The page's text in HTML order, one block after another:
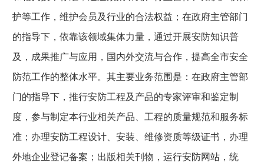
护等工作，维护会员及行业的合法权益；在政府主管部门
的指导下，依靠该领域集体力量，通过开展安防知识普
及，成果推广与应用，国内外交流与合作，提高全市安全
防范工作的整体水平。其主要业务范围是：在政府主管部
门的指导下，推行安防工程及产品的专家评审和鉴定制
度，参与制定本行业相关产品、工程的质量规范和服务标
准；办理安防工程设计、安装、维修资质等级证书，办理
外地企业登记备案；出版相关刊物，运行安防网站，统